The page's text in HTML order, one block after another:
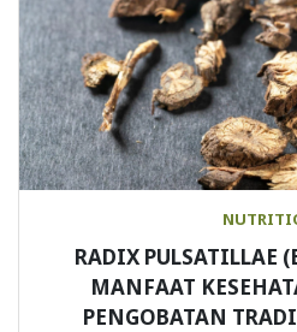
RADIX PULSATILLAE
MANFAAT
PENGOBATAN